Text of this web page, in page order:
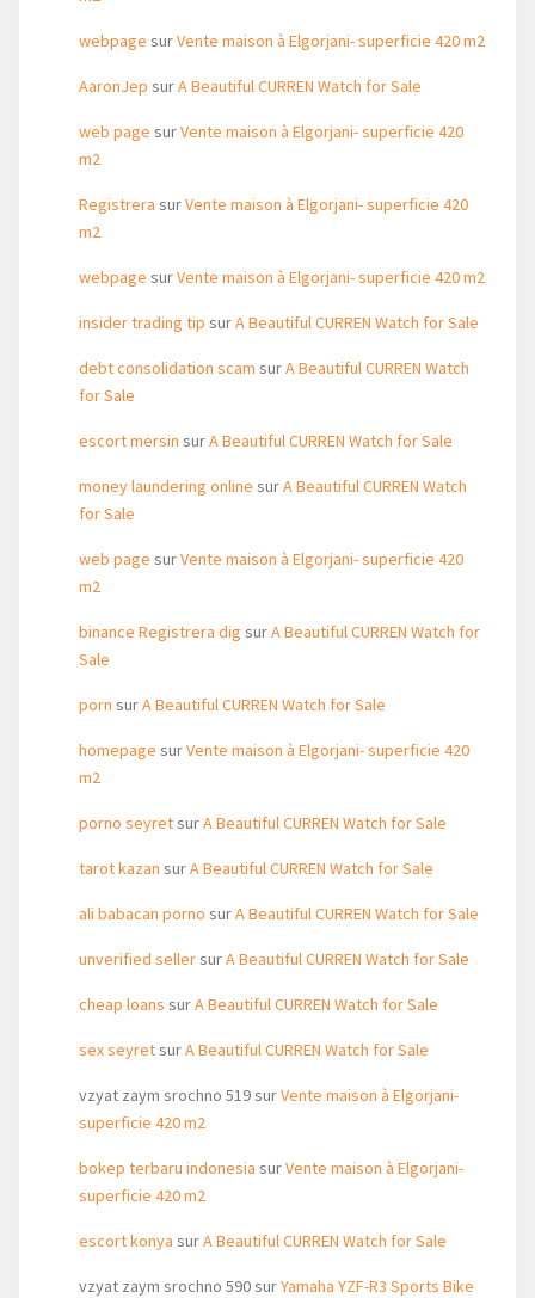
webpage surVente maison à Elgorjani- superficie 420 m2
AaronJep surA Beautiful CURREN Watch for Sale
web page surVente maison à Elgorjani- superficie 420
m2
Registrera surVente maison à Elgorjani- superficie 420
m2
webpage surVente maison à Elgorjani- superficie 420 m2
insider trading tip surA Beautiful CURREN Watch for Sale
debt consolidation scam surA Beautiful CURREN Watch
for Sale
escort mersin surA Beautiful CURREN Watch for Sale
money laundering online surA Beautiful CURREN Watch
for Sale
web page surVente maison à Elgorjani- superficie 420
m2
binance Registrera dig surA Beautiful CURREN Watch for
Sale
porn surA Beautiful CURREN Watch for Sale
homepage surVente maison à Elgorjani- superficie 420
m2
porno seyretsurA Beautiful CURREN Watch for Sale
tarot kazan surA Beautiful CURREN Watch for Sale
ali babacan porno surA Beautiful CURREN Watch for Sale
unverified sellersurA Beautiful CURREN Watch for Sale
cheap loans surA Beautiful CURREN Watch for Sale
sex seyretsurA Beautiful CURREN Watch for Sale
vzyat zaym srochno 519surVente maison à Elgorjani-
superficie 420 m2
bokep terbaru indonesia surVente maison à Elgorjani-
superficie 420 m2
escort konya surA Beautiful CURREN Watch for Sale
vzyat zaym srochno 590surYamaha YZF-R3 Sports Bike